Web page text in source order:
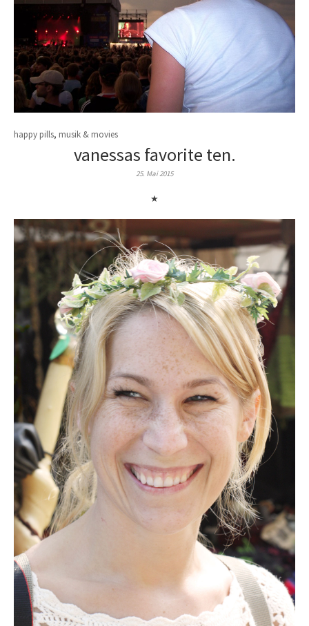
happy pills, musik & movies
vanessas favorite ten.
25. Mai 2015
★